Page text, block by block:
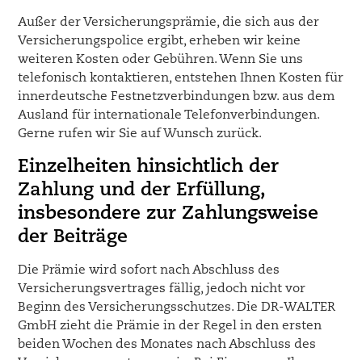
Außer der Versicherungsprämie, die sich aus der
Versicherungspolice ergibt, erheben wir keine
weiteren Kosten oder Gebühren. Wenn Sie uns
telefonisch kontaktieren, entstehen Ihnen Kosten für
innerdeutsche Festnetzverbindungen bzw. aus dem
Ausland für internationale Telefonverbindungen.
Gerne rufen wir Sie auf Wunsch zurück.
Einzelheiten hinsichtlich der
Zahlung und der Erfüllung,
insbesondere zur Zahlungsweise
der Beiträge
Die Prämie wird sofort nach Abschluss des
Versicherungsvertrages fällig, jedoch nicht vor
Beginn des Versicherungsschutzes. Die DR-WALTER
GmbH zieht die Prämie in der Regel in den ersten
beiden Wochen des Monates nach Abschluss des